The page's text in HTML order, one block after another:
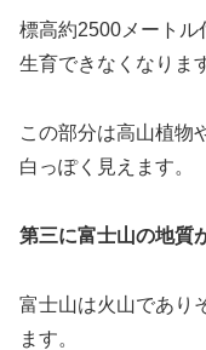
標高約2500メートル
生育できなくなりま
この部分は高山植物
白っぽく見えます。
第三に富士山の地質
富士山は火山であり
ます。